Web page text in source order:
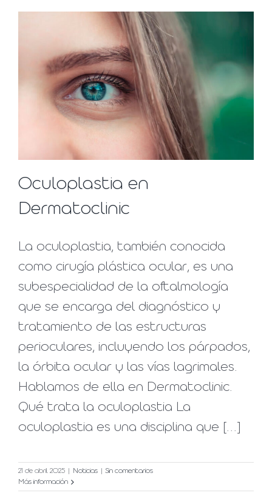
Oculoplastia en
Dermatoclinic
​La oculoplastia, también conocida
como cirugía plástica ocular, es una
subespecialidad de la oftalmología
que se encarga del diagnóstico y
tratamiento de las estructuras
perioculares, incluyendo los párpados,
la órbita ocular y las vías lagrimales.
Hablamos de ella en Dermatoclinic.
Qué trata la oculoplastia La
oculoplastia es una disciplina que [...]
21 de abril 2025 Noticias
Sin comentarios
Más información